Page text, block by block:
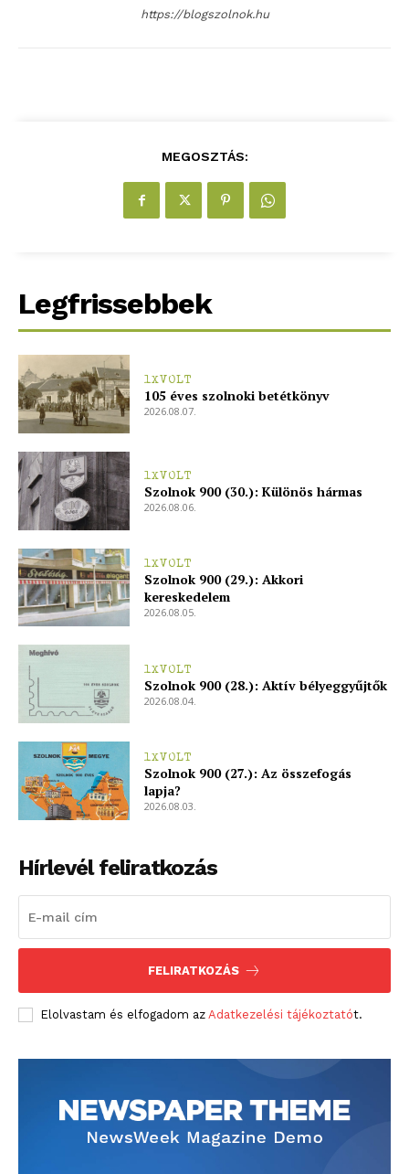
https://blogszolnok.hu
MEGOSZTÁS:
Legfrissebbek
1XVOLT
105 éves szolnoki betétkönyv
2026.08.07.
1XVOLT
Szolnok 900 (30.): Különös hármas
2026.08.06.
1XVOLT
Szolnok 900 (29.): Akkori
kereskedelem
2026.08.05.
1XVOLT
Szolnok 900 (28.): Aktív bélyeggyűjtők
2026.08.04.
1XVOLT
Szolnok 900 (27.): Az összefogás
lapja?
2026.08.03.
Hírlevél feliratkozás
FELIRATKOZÁS
Elolvastam és elfogadom az Adatkezelési tájékoztatót.